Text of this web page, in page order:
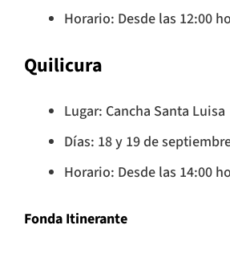
Horario: Desde las 12:00
Quilicura
Lugar: Cancha Santa Luisa
Días: 18 y 19 de
Horario: Desde las 14:00
Fonda Itinerante